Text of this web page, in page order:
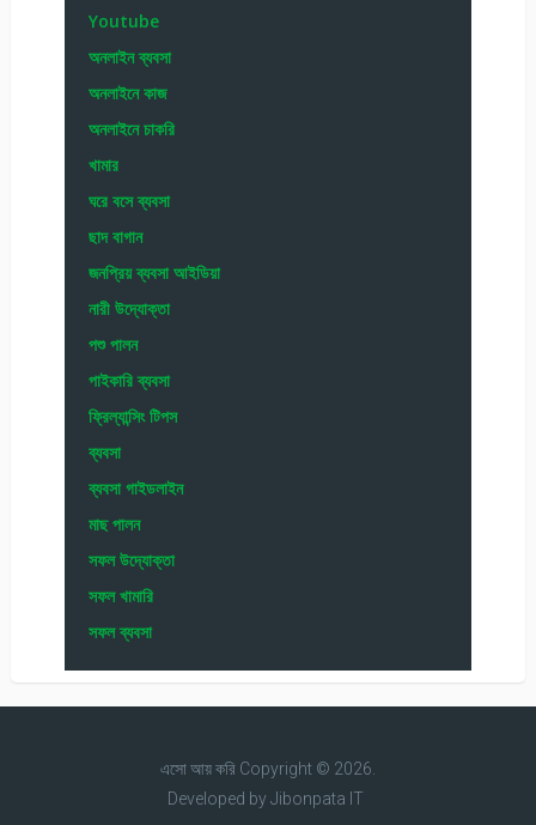
Youtube
অনলাইন ব্যবসা
অনলাইনে কাজ
অনলাইনে চাকরি
খামার
ঘরে বসে ব্যবসা
ছাদ বাগান
জনপ্রিয় ব্যবসা আইডিয়া
নারী উদ্যোক্তা
পশু পালন
পাইকারি ব্যবসা
ফ্রিল্যান্সিং টিপস
ব্যবসা
ব্যবসা গাইডলাইন
মাছ পালন
সফল উদ্যোক্তা
সফল খামারি
সফল ব্যবসা
এসো আয় করিCopyright © 2026.
Developed byJibonpata IT